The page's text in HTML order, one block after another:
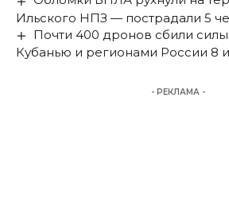
Ильского НПЗ — пострадали 5
Почти 400 дронов сбили
Кубанью и регионами России 8
- РЕКЛАМА -